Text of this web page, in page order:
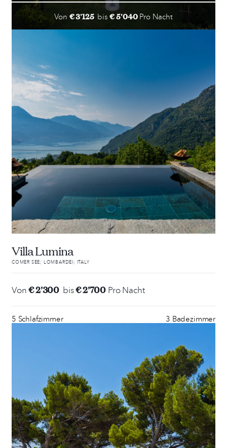
Von € 3'125 bis€ 5'040Pro Nacht
Villa Lumina
COMER SEE; LOMBARDEI; ITALY
Von€ 2'300 bis€ 2'700 Pro Nacht
5 Schlafzimmer 3 Badezimmer